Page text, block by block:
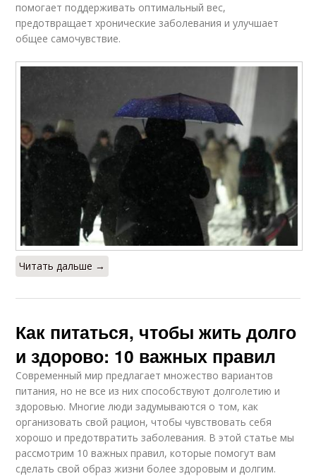
помогает поддерживать оптимальный вес,
предотвращает хронические заболевания и улучшает
общее самочувствие.
Читать дальше →
Как питаться, чтобы жить долго
и здорово: 10 важных правил
Современный мир предлагает множество вариантов
питания, но не все из них способствуют долголетию и
здоровью. Многие люди задумываются о том, как
организовать свой рацион, чтобы чувствовать себя
хорошо и предотвратить заболевания. В этой статье мы
рассмотрим 10 важных правил, которые помогут вам
сделать свой образ жизни более здоровым и долгим.